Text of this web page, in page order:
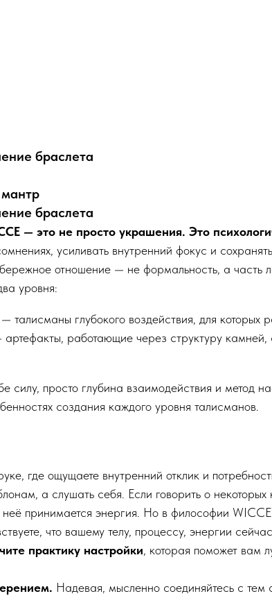
браслета
браслета
— это не просто украшения. Это
усиливать внутренний фокус и
отношение — не формальность, а часть
уровня:
— талисманы глубокого воздействия, для которых
артефакты, работающие через структуру
силу, просто глубина взаимодействия и метод
создания каждого уровня талисманов.
где ощущаете внутренний отклик и
а слушать себя. Если говорить о некоторых
неё принимается энергия. Но в философии
что вашему телу, процессу, энергии
практику настройки, которая поможет вам
Надевая, мысленно соединяйтесь с тем